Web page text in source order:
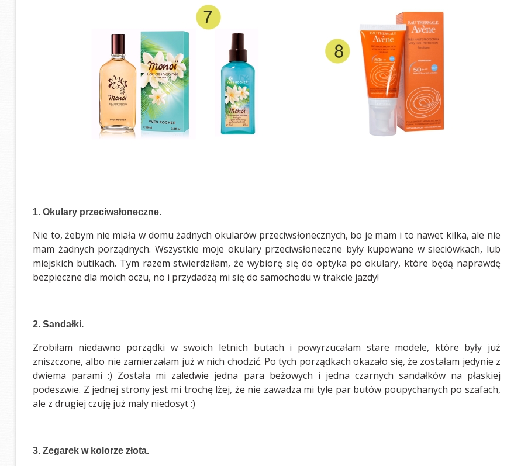
1. Okulary przeciwsłoneczne.
Nie to, żebym nie miała w domu żadnych okularów przeciwsłonecznych, bo je mam i to nawet kilka, ale nie
mam żadnych porządnych. Wszystkie moje okulary przeciwsłoneczne były kupowane w sieciówkach, lub
miejskich butikach. Tym razem stwierdziłam, że wybiorę się do optyka po okulary, które będą naprawdę
bezpieczne dla moich oczu, no i przydadzą mi się do samochodu w trakcie jazdy!
2. Sandałki.
Zrobiłam niedawno porządki w swoich letnich butach i powyrzucałam stare modele, które były już
zniszczone, albo nie zamierzałam już w nich chodzić. Po tych porządkach okazało się, że zostałam jedynie z
dwiema parami :) Została mi zaledwie jedna para beżowych i jedna czarnych sandałków na płaskiej
podeszwie. Z jednej strony jest mi trochę lżej, że nie zawadza mi tyle par butów poupychanych po szafach,
ale z drugiej czuję już mały niedosyt :)
3. Zegarek w kolorze złota.